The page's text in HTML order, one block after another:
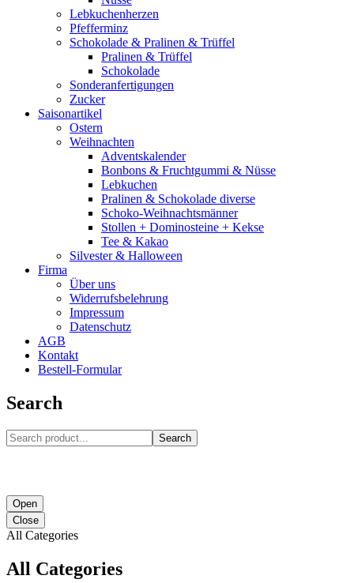
Lebkuchenherzen
Pfefferminz
Schokolade & Pralinen & Trüffel
Pralinen & Trüffel
Schokolade
Sonderanfertigungen
Zucker
Saisonartikel
Ostern
Weihnachten
Adventskalender
Bonbons & Fruchtgummi & Nüsse
Lebkuchen
Pralinen & Schokolade diverse
Schoko-Weihnachtsmänner
Stollen + Dominosteine + Kekse
Tee & Kakao
Silvester & Halloween
Firma
Über uns
Widerrufsbelehrung
Impressum
Datenschutz
AGB
Kontakt
Bestell-Formular
Search
Search
Open
Close
All Categories
All Categories